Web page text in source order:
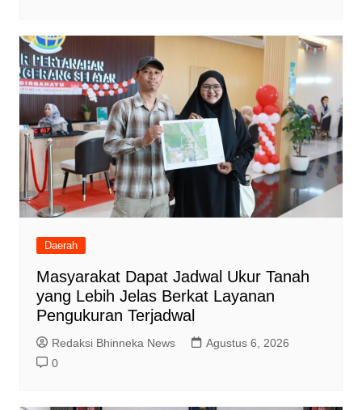
Daerah
Masyarakat Dapat Jadwal Ukur Tanah
yang Lebih Jelas Berkat Layanan
Pengukuran Terjadwal
Redaksi Bhinneka News
Agustus 6, 2026
0